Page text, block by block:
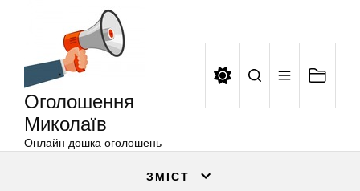
Оголошення
Миколаїв
Онлайн дошка оголошень
ЗМІСТ